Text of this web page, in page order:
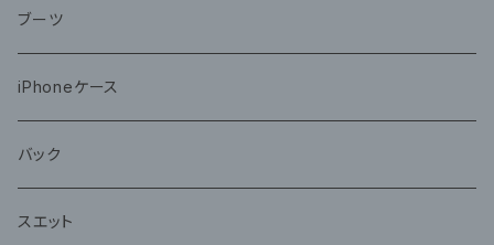
ブーツ
iPhoneケース
バック
スエット